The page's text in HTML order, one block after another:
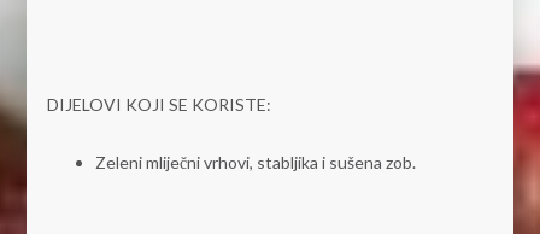
DIJELOVI KOJI SE KORISTE:
Zeleni mliječni vrhovi, stabljika i sušena zob.